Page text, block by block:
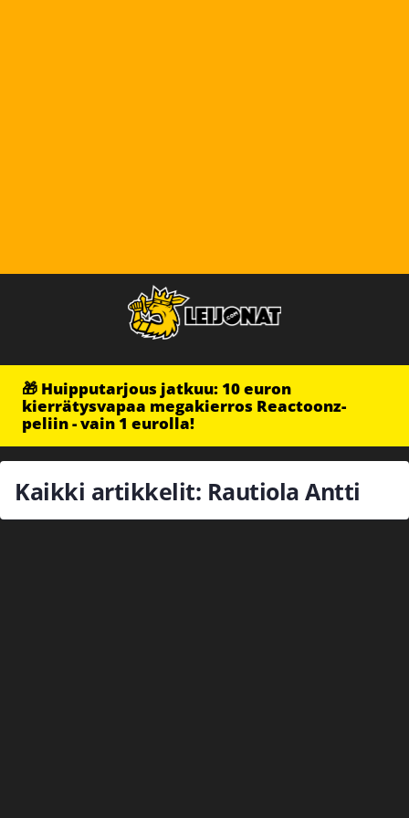
🎁 Huipputarjous jatkuu: 10 euron
kierrätysvapaa megakierros Reactoonz-
peliin - vain 1 eurolla!
Kaikki artikkelit: Rautiola Antti